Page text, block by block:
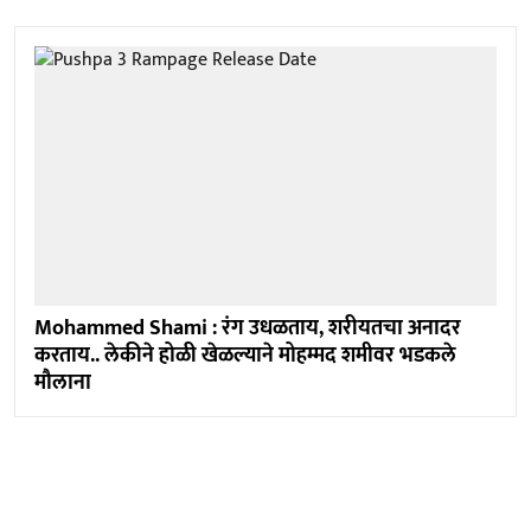
Mohammed Shami : रंग उधळताय, शरीयतचा अनादर
करताय.. लेकीने होळी खेळल्याने मोहम्मद शमीवर भडकले
मौलाना